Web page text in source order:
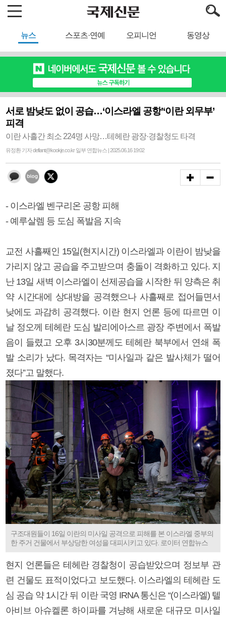
뉴스 스포츠·연예 오피니언 동영상
서로 밤낮도 없이 공습…‘이스라엘 공항’‘이란 외무부’
피격
이란 사흘간 최소 224명 사망…테헤란 광장·경찰청도 타격
유정환 기자 defiant@kookje.co.kr 일부 연합뉴스 | 2025.06.16 19:02
- 이스라엘 벤구리온 공항 피해
- 예루살렘 등 도심 폭발음 지속
교전 사흘째인 15일(현지시간) 이스라엘과 이란이 밤낮을
가리지 않고 공습을 주고받으며 충돌이 격화하고 있다. 지
난 13일 새벽 이스라엘이 선제공습을 시작한 뒤 양측은 취
약 시간대에 상대방을 공격했으나 사흘째로 접어들면서
낮에도 과감히 공격했다. 이란 현지 언론 등에 따르면 이
날 정오께 테헤란 도심 발리에아스르 광장 주변에서 폭발
음이 들렸고 오후 3시30분께도 테헤란 북부에서 연쇄 폭
발 소리가 났다. 목격자는 “미사일과 같은 발사체가 떨어
졌다”고 말했다.
구조대원들이 16일 이란의 미사일 공격으로 피해를 본 이스라엘 중부의
한 주거 건물에서 부상당한 여성을 대피시키고 있다. 로이터 연합뉴스
현지 언론들은 테헤란 경찰청이 공습받았으며 정보부 관
련 건물도 표적이었다고 보도했다. 이스라엘의 테헤란 도
심 공습 약 1시간 뒤 이란 국영 IRNA 통신은 “(이스라엘) 텔
아비브 아슈켈론 하이파를 겨냥해 새로운 대규모 미사일